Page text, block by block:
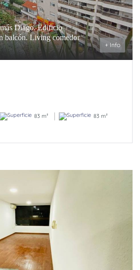
Diago. Edificio
balcón. Living comedor
+ Info
83 m²
83 m²